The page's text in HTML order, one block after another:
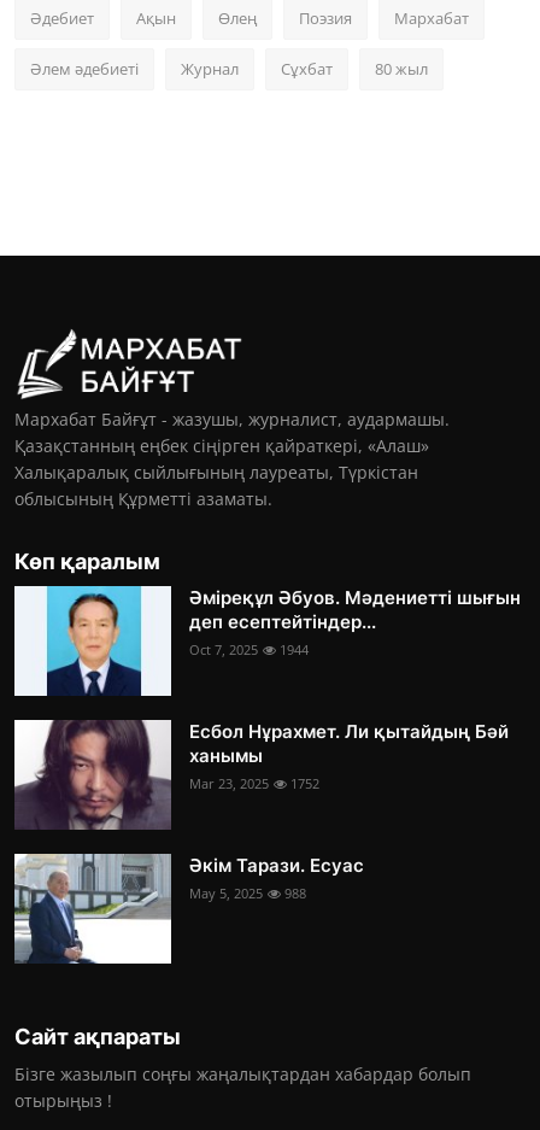
Әдебиет Ақын Өлең Поэзия Мархабат
Әлем әдебиеті Журнал Сұхбат 80 жыл
Мархабат Байғұт - жазушы, журналист, аудармашы.
Қазақстанның еңбек сіңірген қайраткері, «Алаш»
Халықаралық сыйлығының лауреаты, Түркістан
облысының Құрметті азаматы.
Көп қаралым
Әміреқұл Әбуов. Мәдениетті шығын
деп есептейтіндер...
Oct 7, 2025 1944
Есбол Нұрахмет. Ли қытайдың Бәй
ханымы
Mar 23, 2025 1752
Әкім Тарази. Есуас
May 5, 2025 988
Сайт ақпараты
Бізге жазылып соңғы жаңалықтардан хабардар болып
отырыңыз !